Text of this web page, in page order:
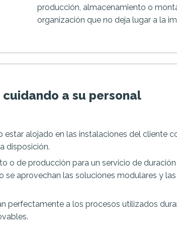
producción, almacenamiento o
organización que no deja lugar a la
a su personal
estar alojado en las instalaciones del cliente
disposición.
o de producción para un servicio de duración
aprovechan las soluciones modulares y las
perfectamente a los procesos utilizados